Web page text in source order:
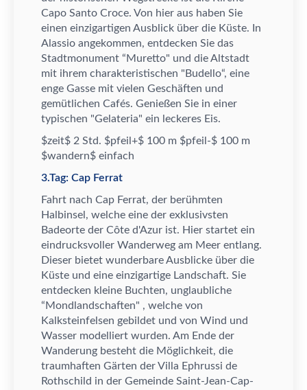
Capo Santo Croce. Von hier aus haben Sie
einen einzigartigen Ausblick über die Küste. In
Alassio angekommen, entdecken Sie das
Stadtmonument “Muretto" und die Altstadt
mit ihrem charakteristischen "Budello“, eine
enge Gasse mit vielen Geschäften und
gemütlichen Cafés. Genießen Sie in einer
typischen "Gelateria" ein leckeres Eis.
$zeit$ 2 Std. $pfeil+$ 100 m $pfeil-$ 100 m
$wandern$ einfach
3.Tag: Cap Ferrat
Fahrt nach Cap Ferrat, der berühmten
Halbinsel, welche eine der exklusivsten
Badeorte der Côte d'Azur ist. Hier startet ein
eindrucksvoller Wanderweg am Meer entlang.
Dieser bietet wunderbare Ausblicke über die
Küste und eine einzigartige Landschaft. Sie
entdecken kleine Buchten, unglaubliche
“Mondlandschaften" , welche von
Kalksteinfelsen gebildet und von Wind und
Wasser modelliert wurden. Am Ende der
Wanderung besteht die Möglichkeit, die
traumhaften Gärten der Villa Ephrussi de
Rothschild in der Gemeinde Saint-Jean-Cap-